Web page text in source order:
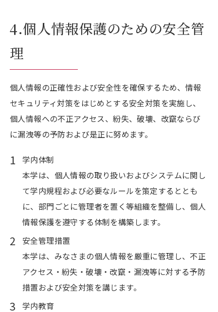
4.個人情報保護のための安全管
理
個人情報の正確性および安全性を確保するため、情報
セキュリティ対策をはじめとする安全対策を実施し、
個人情報への不正アクセス、紛失、破壊、改竄ならび
に漏洩等の予防および是正に努めます。
学内体制
本学は、個人情報の取り扱いおよびシステムに関し
て学内規程および必要なルールを策定するととも
に、部門ごとに管理者を置く等組織を整備し、個人
情報保護を遵守する体制を構築します。
安全管理措置
本学は、みなさまの個人情報を厳重に管理し、不正
アクセス・紛失・破壊・改竄・漏洩等に対する予防
措置および安全対策を講じます。
学内教育